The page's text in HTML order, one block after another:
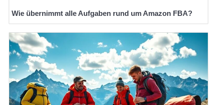
Wie übernimmt alle Aufgaben rund um Amazon FBA?